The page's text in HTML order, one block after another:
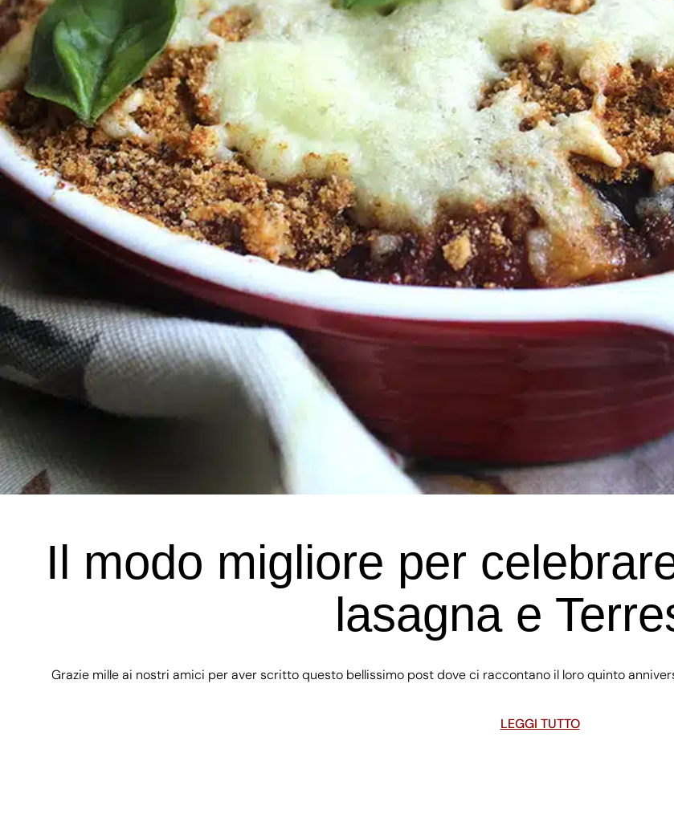
Il modo migliore per
lasagna e
Grazie mille ai nostri amici per aver scritto questo bellissimo post dove ci raccontano il loro quinto
LEGGI TUTTO